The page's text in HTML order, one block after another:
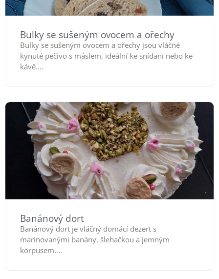
Bulky se sušeným ovocem a ořechy
Bulky se sušeným ovocem a ořechy jsou vláčné
kynuté pečivo s máslem, ideální ke snídani nebo ke
kávě....
Banánový dort
Banánový dort je vláčný domácí dezert s
marinovanými banány, šlehačkou a jemným
korpusem....